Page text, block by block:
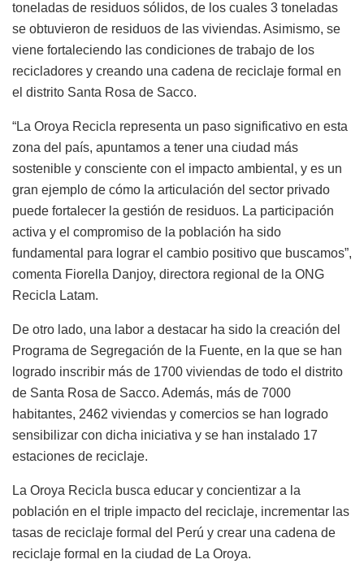
toneladas de residuos sólidos, de los cuales 3 toneladas
se obtuvieron de residuos de las viviendas. Asimismo, se
viene fortaleciendo las condiciones de trabajo de los
recicladores y creando una cadena de reciclaje formal en
el distrito Santa Rosa de Sacco.
“La Oroya Recicla representa un paso significativo en esta
zona del país, apuntamos a tener una ciudad más
sostenible y consciente con el impacto ambiental, y es un
gran ejemplo de cómo la articulación del sector privado
puede fortalecer la gestión de residuos. La participación
activa y el compromiso de la población ha sido
fundamental para lograr el cambio positivo que buscamos”,
comenta Fiorella Danjoy, directora regional de la ONG
Recicla Latam.
De otro lado, una labor a destacar ha sido la creación del
Programa de Segregación de la Fuente, en la que se han
logrado inscribir más de 1700 viviendas de todo el distrito
de Santa Rosa de Sacco. Además, más de 7000
habitantes, 2462 viviendas y comercios se han logrado
sensibilizar con dicha iniciativa y se han instalado 17
estaciones de reciclaje.
La Oroya Recicla busca educar y concientizar a la
población en el triple impacto del reciclaje, incrementar las
tasas de reciclaje formal del Perú y crear una cadena de
reciclaje formal en la ciudad de La Oroya.